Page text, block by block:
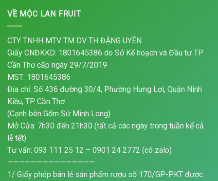
VỀ MỘC LAN FRUIT
CTY TNHH MTV TM DV TH ĐẶNG UYÊN
Giấy CNĐKKD: 1801645386 do Sở Kế hoạch và Đầu tư TP
Cần Thơ cấp ngày 29/7/2019
MST: 1801645386
Địa chỉ: Số 436 đường 30/4, Phường Hưng Lợi, Quận Ninh
Kiều, TP. Cần Thơ
(Cạnh bên Gốm Sứ Minh Long)
Mở Cửa: 7h30 đến 21h30 (tất cả các ngày trong tuần kể cả
lễ tết)
Tư vấn: 093 111 25 12 – 0901 24 2772 (có zalo)
———————————————
1/ Giấy phép bán lẻ sản phẩm rượu số 170/GP-PKT được